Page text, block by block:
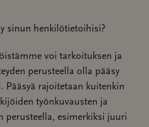
sinun henkilötietoihisi?
voi tarkoituksen ja
perusteella olla pääsy
Pääsyä rajoitetaan kuitenkin
työnkuvausten ja
perusteella, esimerkiksi juuri